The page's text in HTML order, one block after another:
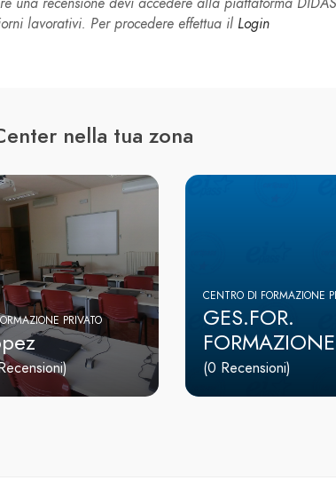
lavorativi. Per procedere effettua il Login
nella tua zona
PRIVATO
CENTRO DI FORMAZIONE
GES.FOR.
FORMAZIONE
(0 Recensioni)